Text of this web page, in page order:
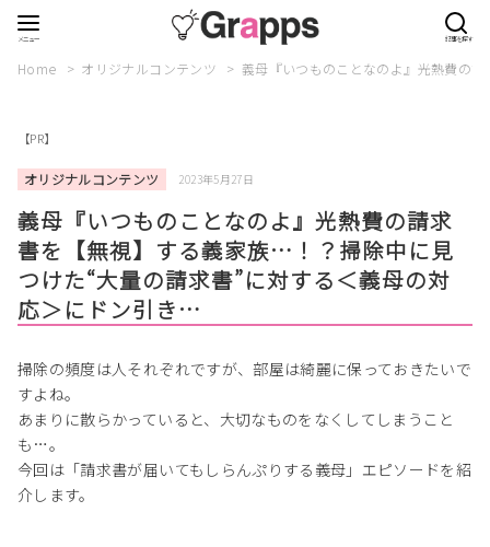
Home オリジナルコンテンツ 義母『いつものことなのよ』光熱費の
【PR】
オリジナルコンテンツ 2023年5月27日
義母『いつものことなのよ』光熱費の請求
書を【無視】する義家族…！？掃除中に見
つけた“大量の請求書”に対する＜義母の対
応＞にドン引き…
掃除の頻度は人それぞれですが、部屋は綺麗に保っておきたいで
すよね。
あまりに散らかっていると、大切なものをなくしてしまうこと
も…。
今回は「請求書が届いてもしらんぷりする義母」エピソードを紹
介します。